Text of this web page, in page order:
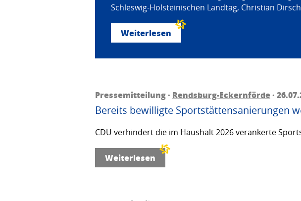
Schleswig-Holsteinischen Landtag, Christian
Weiterlesen
Pressemitteilung · Rendsburg-Eckernförde·
Bereits bewilligte Sportstättensanierungen
CDU verhindert die im Haushalt 2026 verankerte
Weiterlesen